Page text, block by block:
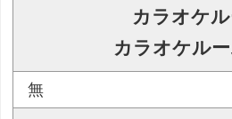
カラオケ
カラオケル
無